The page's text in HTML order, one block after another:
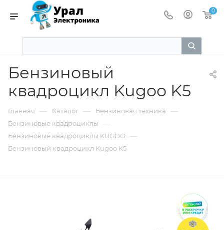
0
Бензиновый
квадроцикл Kugoo K5
Главная — Каталог — Бензиновая техника —
Бензиновые квадроциклы —
Бензиновые квадроциклы KUGOO —
Бензиновый квадроцикл Kugoo K5